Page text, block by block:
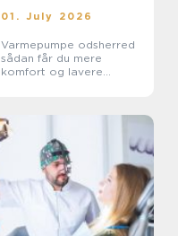
01. July 2026
Varmepumpe odsherred
sådan får du mere
komfort og lavere